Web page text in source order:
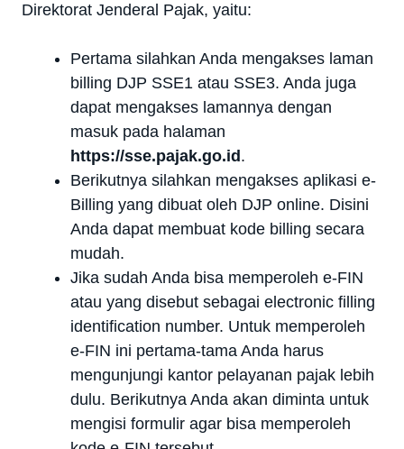
Direktorat Jenderal Pajak, yaitu:
Pertama silahkan Anda mengakses laman
billing DJP SSE1 atau SSE3. Anda juga
dapat mengakses lamannya dengan
masuk pada halaman
https://sse.pajak.go.id .
Berikutnya silahkan mengakses aplikasi e-
Billing yang dibuat oleh DJP online. Disini
Anda dapat membuat kode billing secara
mudah.
Jika sudah Anda bisa memperoleh e-FIN
atau yang disebut sebagai electronic filling
identification number. Untuk memperoleh
e-FIN ini pertama-tama Anda harus
mengunjungi kantor pelayanan pajak lebih
dulu. Berikutnya Anda akan diminta untuk
mengisi formulir agar bisa memperoleh